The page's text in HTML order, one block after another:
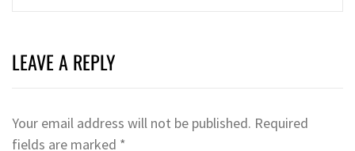
LEAVE A REPLY
Your email address will not be published. Required
fields are marked *